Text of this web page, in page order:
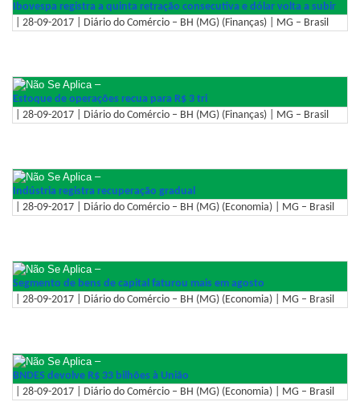
Ibovespa registra a quinta retração consecutiva e dólar volta a subir
| 28-09-2017 | Diário do Comércio – BH (MG) (Finanças) | MG – Brasil
–
Estoque de operações recua para R$ 3 tri
| 28-09-2017 | Diário do Comércio – BH (MG) (Finanças) | MG – Brasil
–
Indústria registra recuperação gradual
| 28-09-2017 | Diário do Comércio – BH (MG) (Economia) | MG – Brasil
–
Segmento de bens de capital faturou mais em agosto
| 28-09-2017 | Diário do Comércio – BH (MG) (Economia) | MG – Brasil
–
BNDES devolve R$ 33 bilhões à União
| 28-09-2017 | Diário do Comércio – BH (MG) (Economia) | MG – Brasil